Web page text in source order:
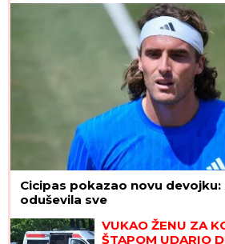
Cicipas pokazao novu devojku:
oduševila sve
VUKAO ŽENU ZA
ŠTAPOM UDARIO